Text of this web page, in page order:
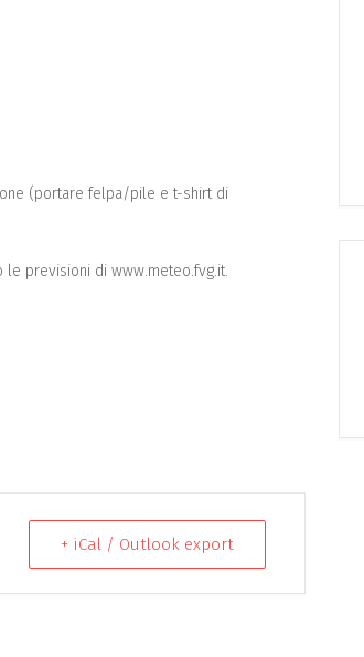
(portare felpa/pile e t-shirt di
le previsioni di www.meteo.fvg.it.
+ iCal / Outlook export